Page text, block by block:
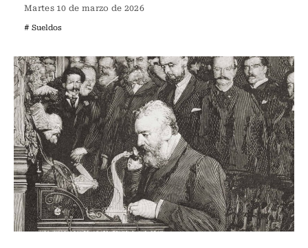
Martes 10 de marzo de 2026
# Sueldos